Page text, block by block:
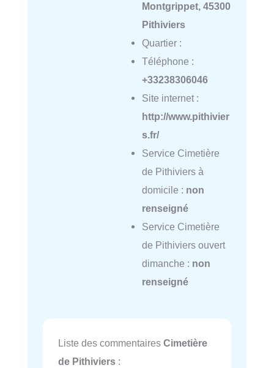
Montgrippet, 45300
Pithiviers
Quartier :
Téléphone :
+33238306046
Site internet :
http://www.pithivier
s.fr/
Service Cimetière
de Pithiviers à
domicile : non
renseigné
Service Cimetière
de Pithiviers ouvert
dimanche : non
renseigné
Liste des commentaires Cimetière
de Pithiviers :